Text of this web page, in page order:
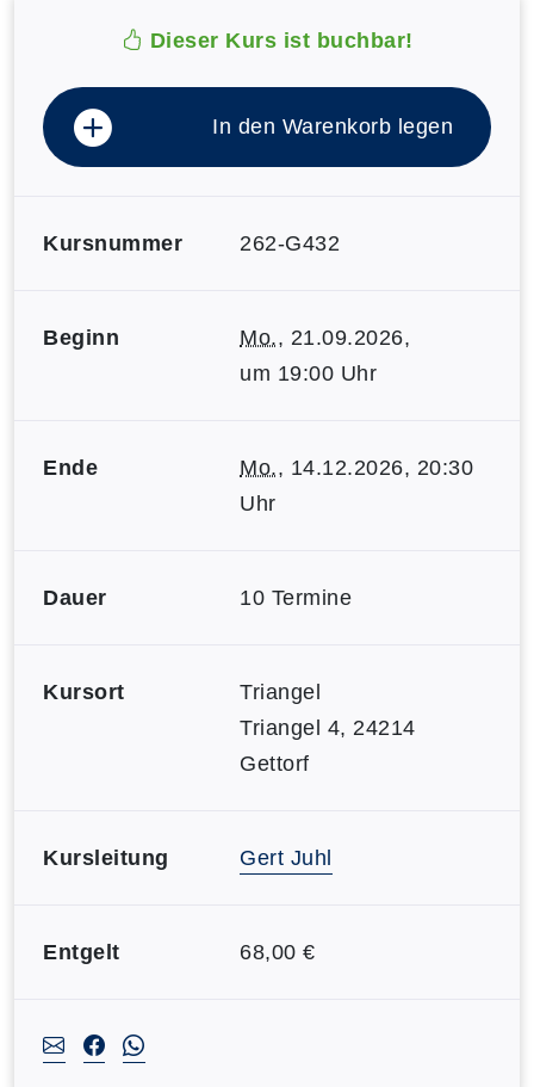
Dieser Kurs ist buchbar!
In den Warenkorb legen
Kursnummer 262-G432
Beginn Mo., 21.09.2026,
um 19:00 Uhr
Ende Mo., 14.12.2026, 20:30
Uhr
Dauer 10 Termine
Kursort
Triangel
Triangel 4, 24214
Gettorf
Kursleitung Gert Juhl
Entgelt 68,00 €